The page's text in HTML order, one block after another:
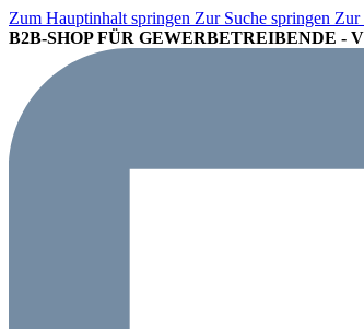
Zum Hauptinhalt springen Zur Suche springen Zur
B2B-SHOP FÜR GEWERBETREIBENDE -